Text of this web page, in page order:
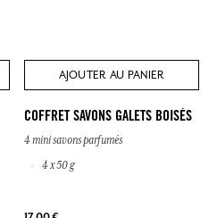
AJOUTER AU PANIER
COFFRET SAVONS GALETS BOISÉS
4 mini savons parfumés
4 x 50 g